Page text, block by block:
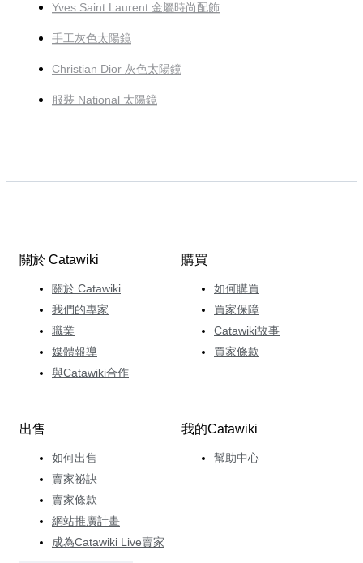
Yves Saint Laurent 金屬時尚配飾
手工灰色太陽鏡
Christian Dior 灰色太陽鏡
服裝 National 太陽鏡
關於 Catawiki
關於 Catawiki
我們的專家
職業
媒體報導
與Catawiki合作
購買
如何購買
買家保障
Catawiki故事
買家條款
出售
如何出售
賣家祕訣
賣家條款
網站推廣計畫
成為Catawiki Live賣家
我的Catawiki
幫助中心